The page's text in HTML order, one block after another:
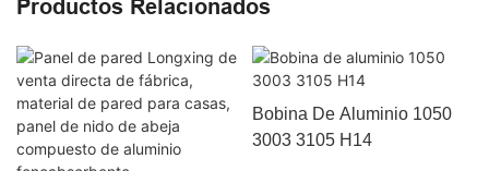
Productos Relacionados
Bobina De Aluminio 1050
3003 3105 H14